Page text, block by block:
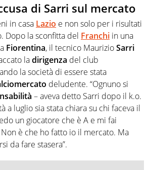
di Sarri sul mercato
in casa Lazio e non solo per i risultati
Dopo la sconfitta del Franchi in una
Fiorentina, il tecnico MaurizioSarri
ladirigenza del club
la società di essere stata
deludente. “Ognuno si
– aveva detto Sarri dopo il k.o.
a luglio sia stata chiara su chi faceva il
un giocatore che è A e mi fai
è che ho fatto io il mercato. Ma
da fare stasera”.